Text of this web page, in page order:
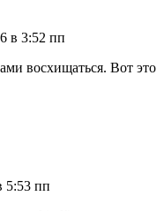
в 3:52 пп
восхищаться. Вот это
5:53 пп